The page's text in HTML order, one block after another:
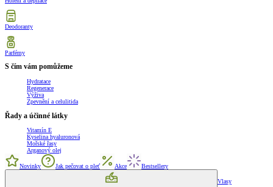
Deodoranty
Parfémy
S čím vám pomůžeme
Hydratace
Regenerace
Výživa
Zpevnění a celulitida
Řady a účinné látky
Vitamín E
Kyselina hyaluronová
Mořské řasy
Arganový olej
Novinky Jak pečovat o pleť Akce Bestsellery
Vlasy